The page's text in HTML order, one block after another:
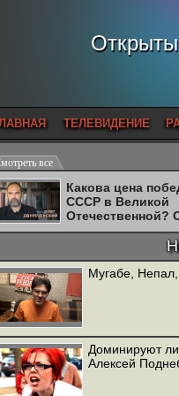
ТЕЛЕВИДЕНИЕ
все
Какова цена
СССР в Великой
Отечественной?
Двуреченский о
Мугабе,
Доминируют
Алексей